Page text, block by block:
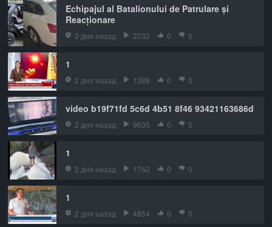
Echipajul al Batalionului de Patrulare și
Reacționare
2 дня назад 2032 0 0
1
2 дня назад 1388 0 0
video b19f71fd 5c6d 4b51 8f46 93421163686d
2 дня назад 9635 0 0
1
2 дня назад 1762 0 0
1
2 дня назад 4854 0 0